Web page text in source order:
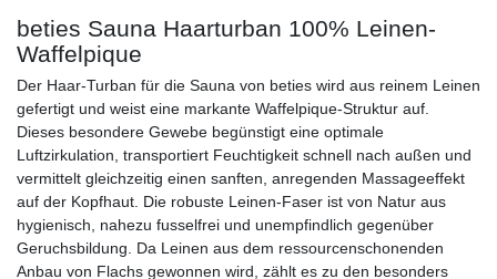
beties Sauna Haarturban 100% Leinen-
Waffelpique
Der Haar-Turban für die Sauna von beties wird aus reinem Leinen
gefertigt und weist eine markante Waffelpique-Struktur auf.
Dieses besondere Gewebe begünstigt eine optimale
Luftzirkulation, transportiert Feuchtigkeit schnell nach außen und
vermittelt gleichzeitig einen sanften, anregenden Massageeffekt
auf der Kopfhaut. Die robuste Leinen-Faser ist von Natur aus
hygienisch, nahezu fusselfrei und unempfindlich gegenüber
Geruchsbildung. Da Leinen aus dem ressourcenschonenden
Anbau von Flachs gewonnen wird, zählt es zu den besonders